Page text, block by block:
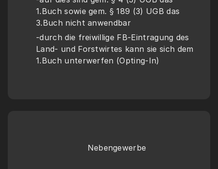
1.Buch sowie gem. § 189 (3) UGB das
3.Buch nicht anwendbar
-durch die freiwillige FB-Eintragung des
Land- und Forstwirtes kann sie sich dem
1.Buch unterwerfen (Opting-In)
Nebengewerbe